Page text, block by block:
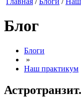
Блог
Блоги
»
Наш практикум